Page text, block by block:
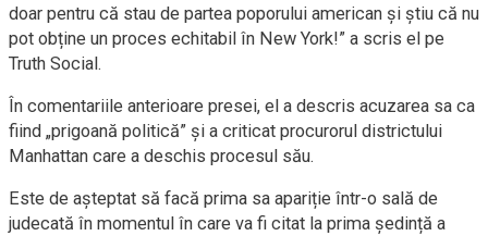
doar pentru că stau de partea poporului american și știu că nu
pot obține un proces echitabil în New York!” a scris el pe
Truth Social.
În comentariile anterioare presei, el a descris acuzarea sa ca
fiind „prigoană politică” și a criticat procurorul districtului
Manhattan care a deschis procesul său.
Este de așteptat să facă prima sa apariție într-o sală de
judecată în momentul în care va fi citat la prima ședință a